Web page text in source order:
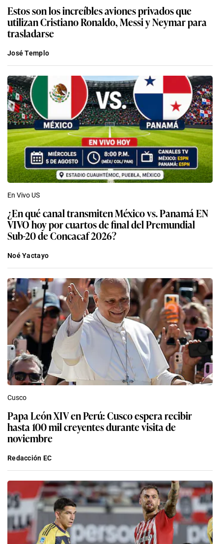
Estos son los increíbles aviones privados que
utilizan Cristiano Ronaldo, Messi y Neymar para
trasladarse
José Templo
En Vivo US
¿En qué canal transmiten México vs. Panamá EN
VIVO hoy por cuartos de final del Premundial
Sub-20 de Concacaf 2026?
Noé Yactayo
Cusco
Papa León XIV en Perú: Cusco espera recibir
hasta 100 mil creyentes durante visita de
noviembre
Redacción EC